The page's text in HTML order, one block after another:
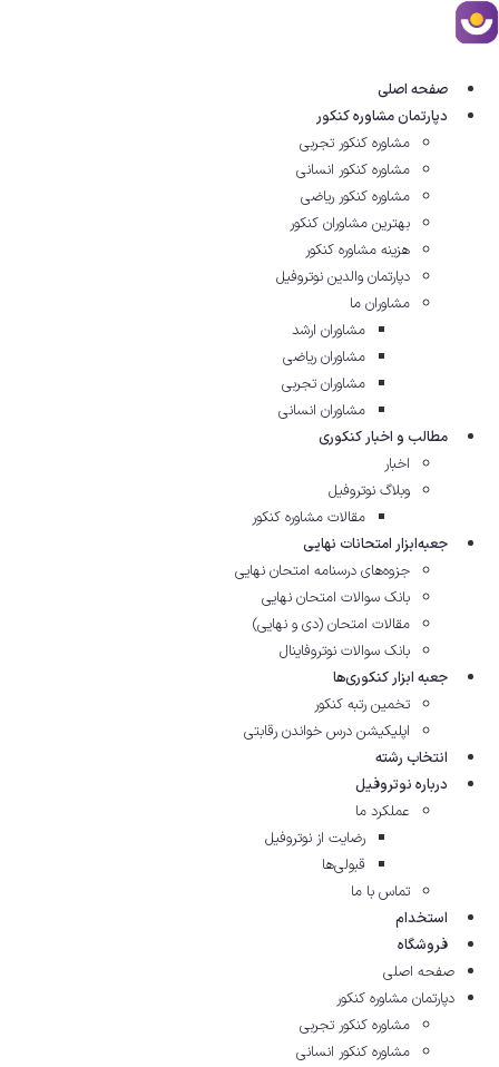
صفحه اصلی
دپارتمان مشاوره کنکور
مشاوره کنکور تجربی
مشاوره کنکور انسانی
مشاوره کنکور ریاضی
بهترین مشاوران کنکور
هزینه مشاوره کنکور
دپارتمان والدین نوتروفیل
مشاوران ما
مشاوران ارشد
مشاوران ریاضی
مشاوران تجربی
مشاوران انسانی
مطالب و اخبار کنکوری
اخبار
وبلاگ نوتروفیل
مقالات مشاوره‌ کنکور
جعبه‌ابزار امتحانات نهایی
جزوه‌های درسنامه امتحان نهایی
بانک سوالات امتحان نهایی
مقالات امتحان (دی و نهایی)
بانک سوالات نوتروفاینال
جعبه ابزار کنکوری‌ها
تخمین رتبه کنکور
اپلیکیشن درس خواندن رقابتی
انتخاب رشته
درباره نوتروفیل
عملکرد ما
رضایت از نوتروفیل
قبولی‌ها
تماس با ما
استخدام
فروشگاه
صفحه اصلی
دپارتمان مشاوره کنکور
مشاوره کنکور تجربی
مشاوره کنکور انسانی